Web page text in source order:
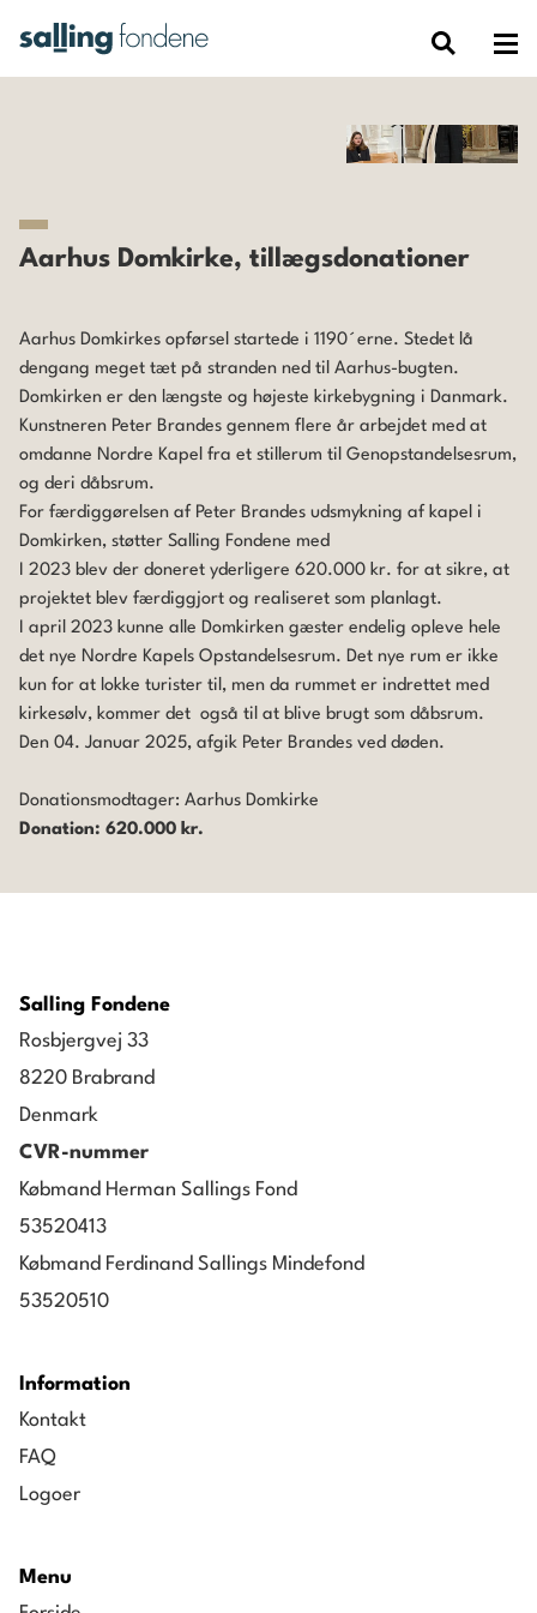
Aarhus Domkirke, tillægsdonationer
Aarhus Domkirkes opførsel startede i 1190´erne. Stedet lå
dengang meget tæt på stranden ned til Aarhus-bugten.
Domkirken er den længste og højeste kirkebygning i Danmark.
Kunstneren Peter Brandes gennem flere år arbejdet med at
omdanne Nordre Kapel fra et stillerum til Genopstandelsesrum,
og deri dåbsrum.
For færdiggørelsen af Peter Brandes udsmykning af kapel i
Domkirken, støtter Salling Fondene med
I 2023 blev der doneret yderligere 620.000 kr. for at sikre, at
projektet blev færdiggjort og realiseret som planlagt.
I april 2023 kunne alle Domkirken gæster endelig opleve hele
det nye Nordre Kapels Opstandelsesrum. Det nye rum er ikke
kun for at lokke turister til, men da rummet er indrettet med
kirkesølv, kommer det også til at blive brugt som dåbsrum.
Den 04. Januar 2025, afgik Peter Brandes ved døden.
Donationsmodtager: Aarhus Domkirke
Donation: 620.000 kr.
Salling Fondene
Rosbjergvej 33
8220 Brabrand
Denmark
CVR-nummer
Købmand Herman Sallings Fond
53520413
Købmand Ferdinand Sallings Mindefond
53520510
Information
Kontakt
FAQ
Logoer
Menu